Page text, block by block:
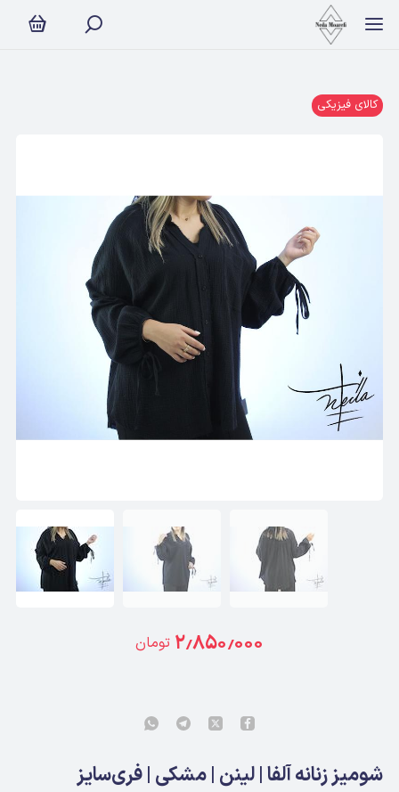
کالای فیزیکی
۲٫۸۵۰٫۰۰۰ تومان
شومیز زنانه آلفا | لینن | مشکی | فری‌سایز